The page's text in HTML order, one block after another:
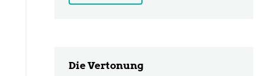
Die Vertonung